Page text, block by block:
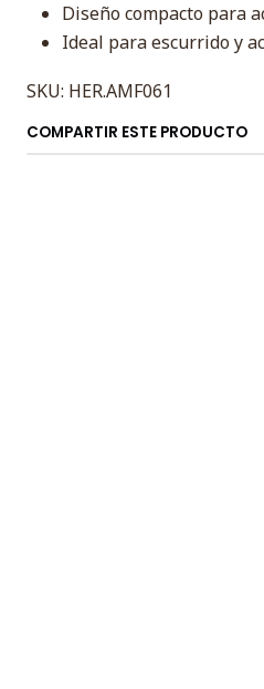
Diseño compacto para
Ideal para escurrido y
SKU: HER.AMF061
COMPARTIR ESTE PRODUCTO